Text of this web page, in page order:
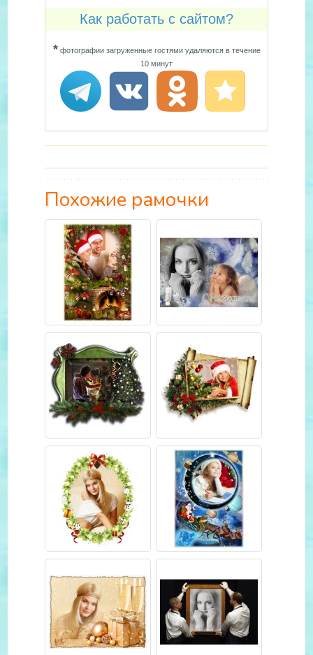
Как работать с сайтом?
*фотографии загруженные гостями удаляются в течение
10 минут
Похожие рамочки